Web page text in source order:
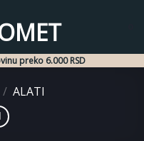
preko 6.000 RSD
/ ALATI